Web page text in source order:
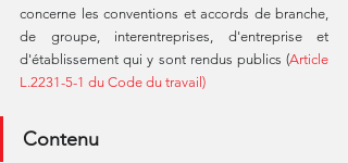
concerne les conventions et accords de branche,
de groupe, interentreprises, d'entreprise et
d'établissement qui y sont rendus publics (Article
L.2231-5-1 du Code du travail)
Contenu